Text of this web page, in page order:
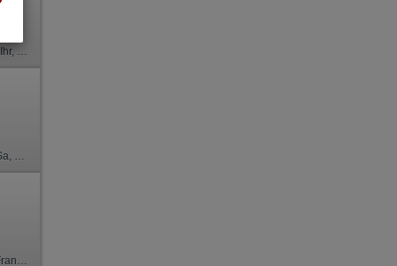
BV, Schmu., Kuscheln, Körperküs., EL, Mast.
Schmu., Kuscheln, Körperküs., DSp
b. Ihr, BV, Schmu., Kuscheln